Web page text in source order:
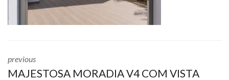
previous
MAJESTOSA MORADIA V4 COM VISTA